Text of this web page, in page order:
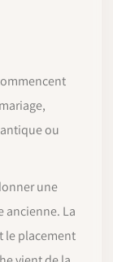
ou
une
ancienne. La
le placement